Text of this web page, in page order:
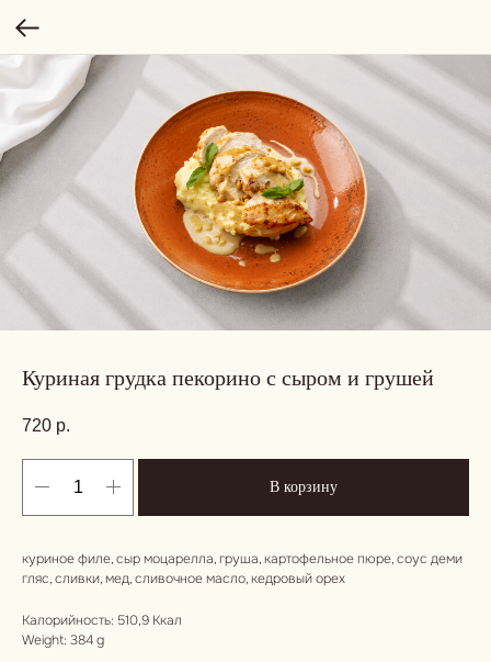
Куриная грудка пекорино с сыром и грушей
720 р.
В корзину
куриное филе, сыр моцарелла, груша, картофельное пюре, соус деми
гляс, сливки, мед, сливочное масло, кедровый орех
Калорийность: 510,9 Ккал
Weight: 384 g